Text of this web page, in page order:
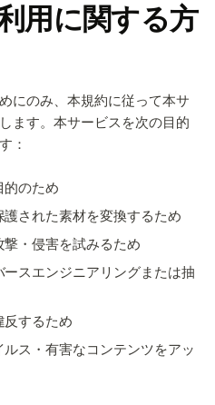
用に関する方
にのみ、本規約に従って本サ
ます。本サービスを次の目的
：
的のため
された素材を変換するため
・侵害を試みるため
スエンジニアリングまたは抽
するため
ス・有害なコンテンツをアッ